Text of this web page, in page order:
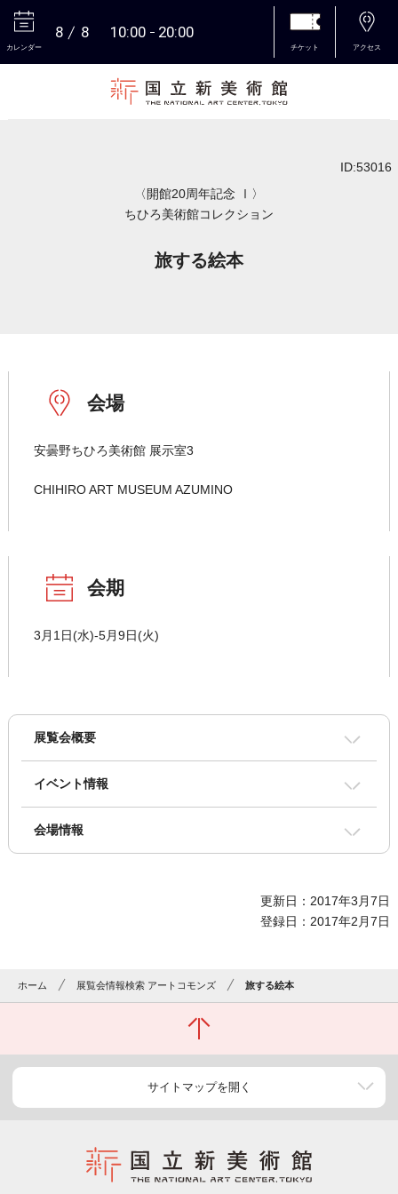
カレンダー
8 8 10:00 20:00
チケット アクセス
ID:53016
〈開館20周年記念 Ⅰ〉
ちひろ美術館コレクション
旅する絵本
会場
安曇野ちひろ美術館 展示室3
CHIHIRO ART MUSEUM AZUMINO
会期
3月1日(水)-5月9日(火)
展覧会概要
イベント情報
会場情報
更新日：2017年3月7日
登録日：2017年2月7日
ホーム 展覧会情報検索 アートコモンズ 旅する絵本
サイトマップを開く